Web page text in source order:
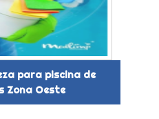
para piscina de
Zona Oeste